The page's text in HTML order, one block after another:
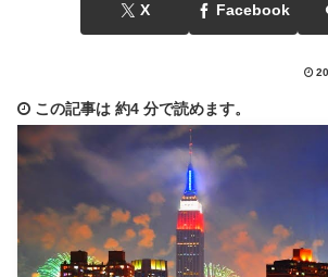
X Facebook
この記事は 約4 分で読めます。